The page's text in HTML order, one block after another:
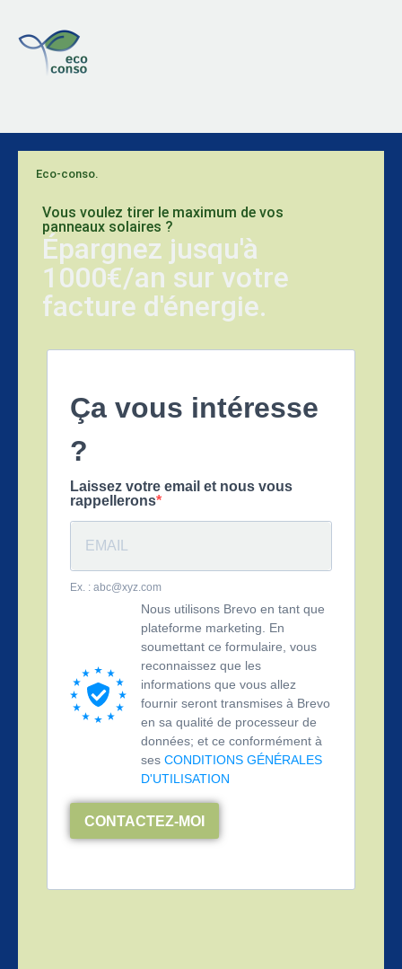
Eco-conso.
Vous voulez tirer le maximum de vos
panneaux solaires ?
Épargnez jusqu'à
1000€/an sur votre
facture d'énergie.
Ça vous intéresse
?
Laissez votre email et nous vous
rappellerons
Ex. : abc@xyz.com
Nous utilisons Brevo en tant que
plateforme marketing. En
soumettant ce formulaire, vous
reconnaissez que les
informations que vous allez
fournir seront transmises à Brevo
en sa qualité de processeur de
données; et ce conformément à
ses CONDITIONS GÉNÉRALES
D'UTILISATION
CONTACTEZ-MOI